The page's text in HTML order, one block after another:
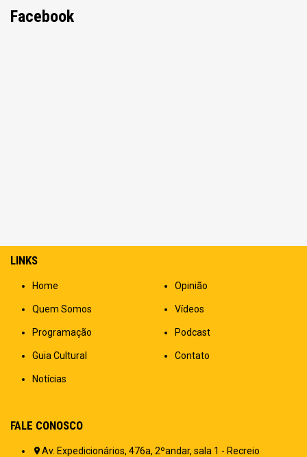
Facebook
LINKS
Home
Quem Somos
Programação
Guia Cultural
Notícias
Opinião
Vídeos
Podcast
Contato
FALE CONOSCO
Av. Expedicionários, 476a, 2ºandar, sala 1 - Recreio